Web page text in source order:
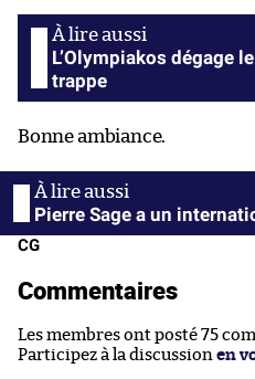
L’Olympiakos dégage
trappe
Bonne ambiance.
Pierre Sage a un
CG
Commentaires
Les membres ont posté 75
Participez à la discussion en